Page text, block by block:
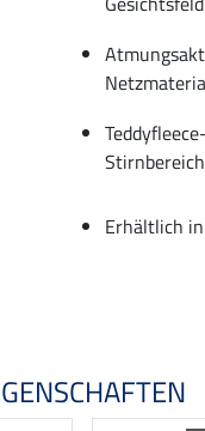
Stirnbereich
Erhältlich